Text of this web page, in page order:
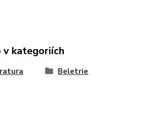
v kategoriích
Beletrie